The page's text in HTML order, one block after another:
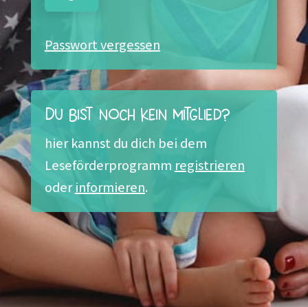
Passwort vergessen
Du bist noch kein Mitglied?
hier kannst du dich bei dem
Leseförderprogramm registrieren
oderinformieren.